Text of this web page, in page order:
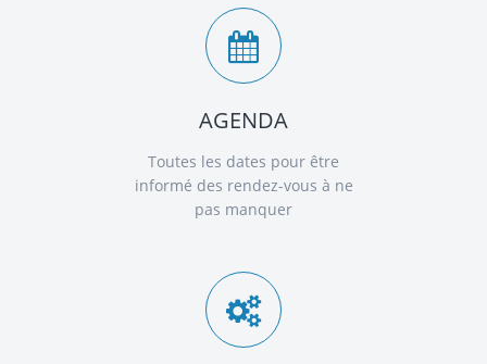
AGENDA
Toutes les dates pour être
informé des rendez-vous à ne
pas manquer